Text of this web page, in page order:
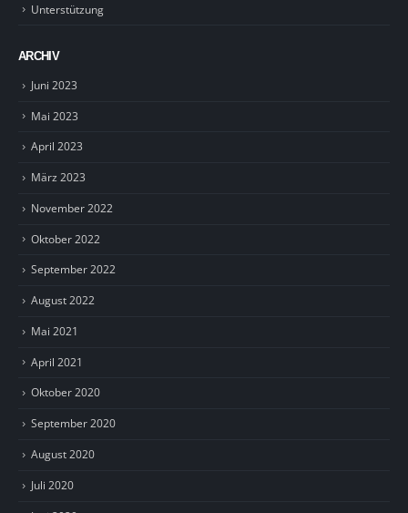
Unterstützung
ARCHIV
Juni 2023
Mai 2023
April 2023
März 2023
November 2022
Oktober 2022
September 2022
August 2022
Mai 2021
April 2021
Oktober 2020
September 2020
August 2020
Juli 2020